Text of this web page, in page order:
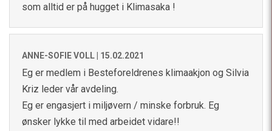
som alltid er på hugget i Klimasaka !
ANNE-SOFIE VOLL | 15.02.2021
Eg er medlem i Besteforeldrenes klimaakjon og Silvia
Kriz leder vår avdeling.
Eg er engasjert i miljøvern / minske forbruk. Eg
ønsker lykke til med arbeidet vidare!!